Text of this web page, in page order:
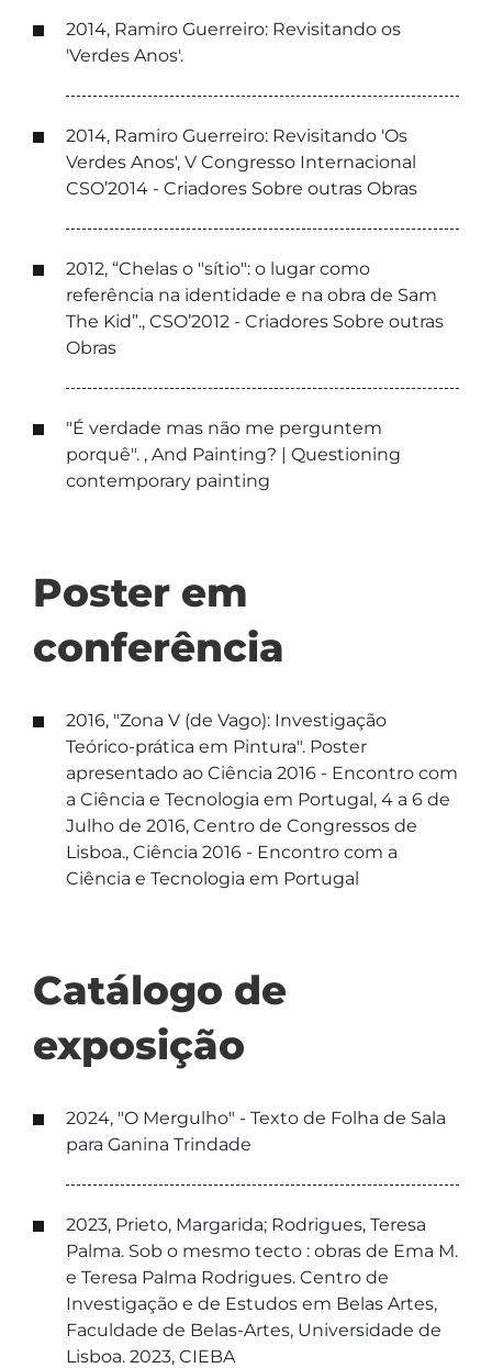
2014, Ramiro Guerreiro: Revisitando os
'Verdes Anos'.
2014, Ramiro Guerreiro: Revisitando 'Os
Verdes Anos', V Congresso Internacional
CSO’2014 - Criadores Sobre outras Obras
2012, “Chelas o "sítio": o lugar como
referência na identidade e na obra de Sam
The Kid”., CSO’2012 - Criadores Sobre outras
Obras
"É verdade mas não me perguntem
porquê". , And Painting? | Questioning
contemporary painting
Poster em
conferência
2016, "Zona V (de Vago): Investigação
Teórico-prática em Pintura". Poster
apresentado ao Ciência 2016 - Encontro com
a Ciência e Tecnologia em Portugal, 4 a 6 de
Julho de 2016, Centro de Congressos de
Lisboa., Ciência 2016 - Encontro com a
Ciência e Tecnologia em Portugal
Catálogo de
exposição
2024, "O Mergulho" - Texto de Folha de Sala
para Ganina Trindade
2023, Prieto, Margarida; Rodrigues, Teresa
Palma. Sob o mesmo tecto : obras de Ema M.
e Teresa Palma Rodrigues. Centro de
Investigação e de Estudos em Belas Artes,
Faculdade de Belas-Artes, Universidade de
Lisboa. 2023, CIEBA